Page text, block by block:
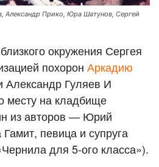
Александр Прико, Юра Шатунов, Сергей
окружения Сергея
похорон Аркадию
Александр Гуляев И
месту на кладбище
из авторов — Юрий
певица и супруга
для 5-ого класса»).